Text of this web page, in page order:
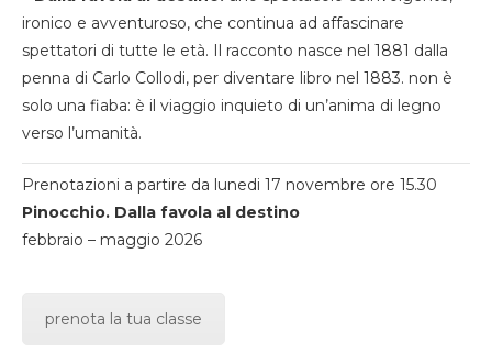
ironico e avventuroso, che continua ad affascinare
spettatori di tutte le età. Il racconto nasce nel 1881 dalla
penna di Carlo Collodi, per diventare libro nel 1883. non è
solo una fiaba: è il viaggio inquieto di un’anima di legno
verso l’umanità.
Prenotazioni a partire da lunedi 17 novembre ore 15.30
Pinocchio. Dalla favola al destino
febbraio – maggio 2026
prenota la tua classe